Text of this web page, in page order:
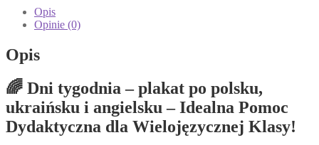
Opis
Opinie (0)
Opis
🌈 Dni tygodnia – plakat po polsku,
ukraińsku i angielsku – Idealna Pomoc
Dydaktyczna dla Wielojęzycznej Klasy!